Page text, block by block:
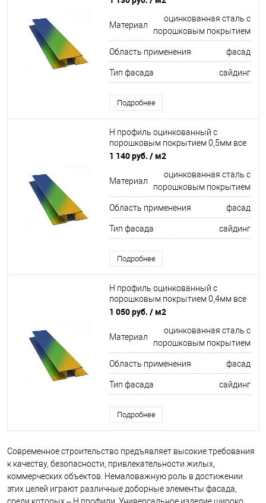
Материал
оцинкованная сталь с
порошковым покрытием
Область применения фасад
Тип фасада сайдинг
Подробнее
Н профиль оцинкованный с
порошковым покрытием 0,5мм все
цвета RAL
1 140 руб. / м2
Материал
оцинкованная сталь с
порошковым покрытием
Область применения фасад
Тип фасада сайдинг
Подробнее
Н профиль оцинкованный с
порошковым покрытием 0,4мм все
цвета RAL
1 050 руб. / м2
Материал
оцинкованная сталь с
порошковым покрытием
Область применения фасад
Тип фасада сайдинг
Подробнее
Современное строительство предъявляет высокие требования
к качеству, безопасности, привлекательности жилых,
коммерческих объектов. Немаловажную роль в достижении
этих целей играют различные доборные элементы фасада,